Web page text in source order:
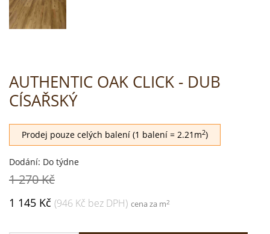
AUTHENTIC OAK CLICK - DUB
CÍSAŘSKÝ
Prodej pouze celých balení (1 balení = 2.21m2)
Dodání: Do týdne
1 270 Kč
1 145 Kč (946 Kč bez DPH) cena za m2